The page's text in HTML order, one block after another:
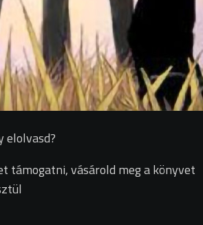
elolvasd?
támogatni, vásárold meg a könyvet